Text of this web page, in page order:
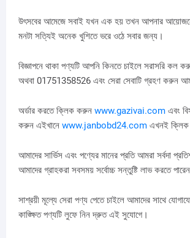
উৎসবের আমেজে সবাই যখন এক হয় তখন আপনার
মনটা সত্যিই অনেক খুশিতে ভরে ওঠে সবার জন্য।
বিজ্ঞাপনে থাকা পণ্যটি আপনি কিনতে চাইলে সরাসরি
অথবা 01751358526 এবং সেরা সেবাটি গ্রহণ করুন
অর্ডার করতে ক্লিক করুন www.gazivai.com এবং
করুন এইখানে www.janbobd24.com এখনই
আমাদের সার্ভিস এবং পণ্যের মানের প্রতি আমরা সর্বদা
আমাদের গ্রাহকরা সবসময় সর্বোচ্চ সন্তুষ্টি লাভ করতে
সাশ্রয়ী মূল্যে সেরা পণ্য পেতে চাইলে আমাদের সাথে
কাঙ্ক্ষিত পণ্যটি লুফে নিন দ্রুত এই সুযোগে।